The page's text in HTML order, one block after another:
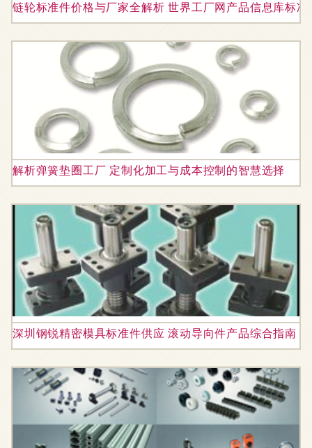
链轮标准件价格与厂家全解析 世界工厂网产品信息库标
解析弹簧垫圈工厂 定制化加工与成本控制的智慧选择
深圳钢锐精密模具标准件供应 滚动导向件产品综合指南